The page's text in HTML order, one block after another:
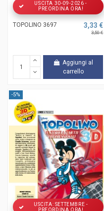
USCITA 30-09-2026 -
PREORDINA ORA!
TOPOLINO 3697 3,33 €
3,50 €
Aggiungi al
carrello
-5%
USCITA: SETTEMBRE -
PREORDINA ORA!